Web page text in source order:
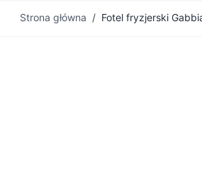
Strona główna / Fotel fryzjerski